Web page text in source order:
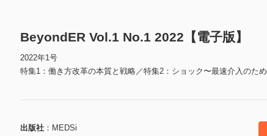
BeyondER Vol.1 No.1 2022【電子版】
2022年1号
特集1：働き方改革の本質と戦略／特集2：ショック〜最速介入のた
出版社
MEDSi